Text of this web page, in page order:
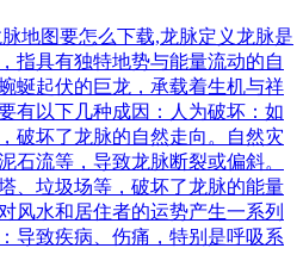
地图要怎么下载,龙脉定义龙脉是
指具有独特地势与能量流动的自
蜒起伏的巨龙，承载着生机与祥
有以下几种成因：人为破坏：如
破坏了龙脉的自然走向。自然灾
石流等，导致龙脉断裂或偏斜。
、垃圾场等，破坏了龙脉的能量
风水和居住者的运势产生一系列
导致疾病、伤痛，特别是呼吸系